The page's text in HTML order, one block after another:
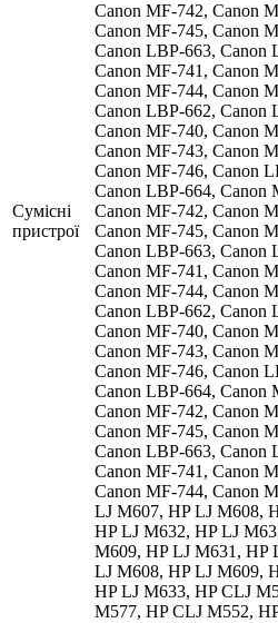
Сумісні
пристрої
Canon MF-742, Canon
Canon MF-745, Canon
Canon LBP-663, Canon
Canon MF-741, Canon
Canon MF-744, Canon
Canon LBP-662, Canon
Canon MF-740, Canon
Canon MF-743, Canon
Canon MF-746, Canon
Canon LBP-664, Canon
Canon MF-742, Canon
Canon MF-745, Canon
Canon LBP-663, Canon
Canon MF-741, Canon
Canon MF-744, Canon
Canon LBP-662, Canon
Canon MF-740, Canon
Canon MF-743, Canon
Canon MF-746, Canon
Canon LBP-664, Canon
Canon MF-742, Canon
Canon MF-745, Canon
Canon LBP-663, Canon
Canon MF-741, Canon
Canon MF-744, Canon
LJ M607, HP LJ M608,
HP LJ M632, HP LJ
M609, HP LJ M631, HP
LJ M608, HP LJ M609,
HP LJ M633, HP CLJ
M577, HP CLJ M552,